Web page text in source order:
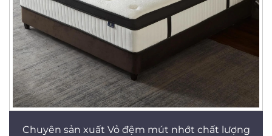
Chuyên sản xuất Vỏ đệm mút nhớt chất lượng